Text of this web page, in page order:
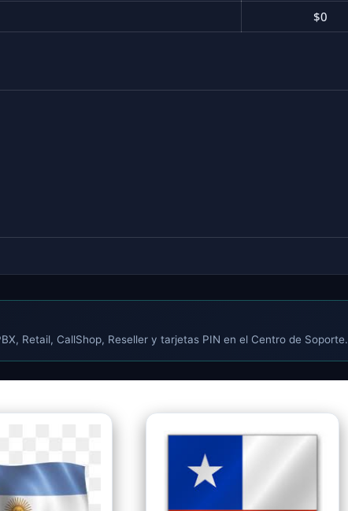
$0
Retail, CallShop, Reseller y tarjetas PIN en el Centro de Soporte.